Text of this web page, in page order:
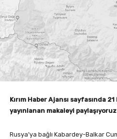
Kırım Haber Ajansı sayfasında
yayınlanan makaleyi paylaşıyoruz
Rusya’ya bağlı Kabardey-Balkar